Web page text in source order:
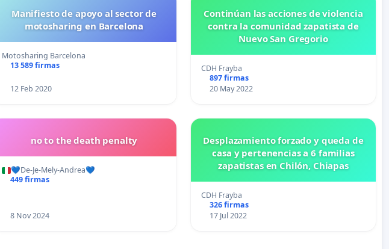
Manifiesto de apoyo al sector de
motosharing en Barcelona
Motosharing Barcelona
13 589 firmas
12 Feb 2020
Continúan las acciones de violencia
contra la comunidad zapatista de
Nuevo San Gregorio
CDH Frayba
897 firmas
20 May 2022
no to the death penalty
💙De-Je-Mely-Andrea💙
449 firmas
8 Nov 2024
Desplazamiento forzado y queda de
casa y pertenencias a 6 familias
zapatistas en Chilón, Chiapas
CDH Frayba
326 firmas
17 Jul 2022